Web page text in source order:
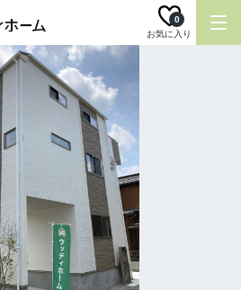
お気に入り
0